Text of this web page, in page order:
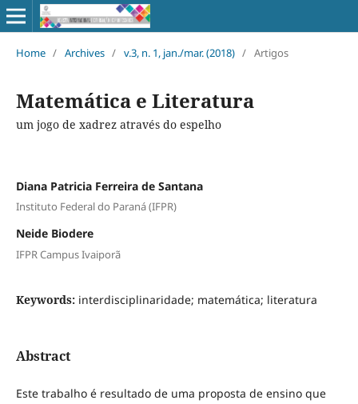
Home / Archives / v.3, n. 1, jan./mar. (2018) / Artigos
Matemática e Literatura
um jogo de xadrez através do espelho
Diana Patricia Ferreira de Santana
Instituto Federal do Paraná (IFPR)
Neide Biodere
IFPR Campus Ivaiporã
Keywords: interdisciplinaridade; matemática; literatura
Abstract
Este trabalho é resultado de uma proposta de ensino que